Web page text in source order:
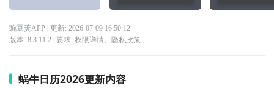
豌豆荚APP | 更新: 2026-07-09 16:50:12
版本: 8.3.11.2| 要求: 权限详情、 隐私政策
蜗牛日历2026更新内容